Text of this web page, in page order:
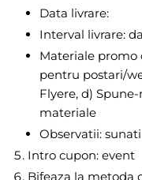
Data livrare:
Interval livrare:
Materiale promo
pentru postari/
Flyere, d)
materiale
Observatii:
Intro cupon: event
Bifeaza la metoda